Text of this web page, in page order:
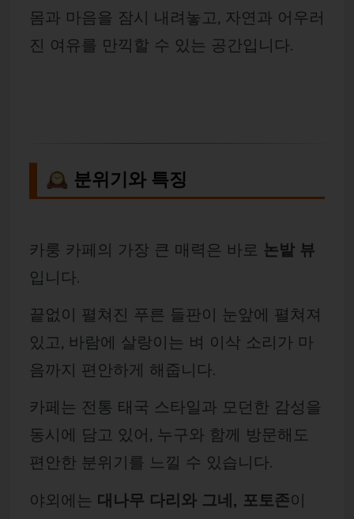
몸과 마음을 잠시 내려놓고, 자연과 어우러
진 여유를 만끽할 수 있는 공간입니다.
🕰️ 분위기와 특징
카룽 카페의 가장 큰 매력은 바로 논밭 뷰
입니다.
끝없이 펼쳐진 푸른 들판이 눈앞에 펼쳐져
있고, 바람에 살랑이는 벼 이삭 소리가 마
음까지 편안하게 해줍니다.
카페는 전통 태국 스타일과 모던한 감성을
동시에 담고 있어, 누구와 함께 방문해도
편안한 분위기를 느낄 수 있습니다.
야외에는 대나무 다리와 그네, 포토존이